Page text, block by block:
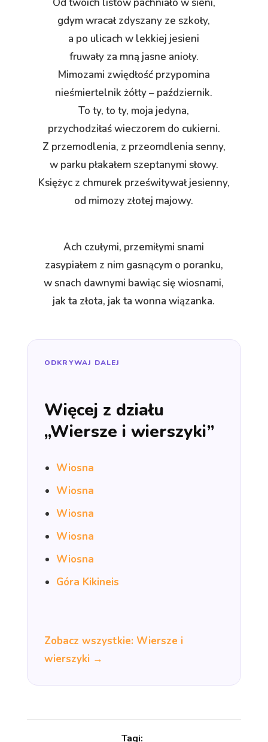
gdym wracał zdyszany ze szkoły,
a po ulicach w lekkiej jesieni
fruwały za mną jasne anioły.
Mimozami zwiędłość przypomina
nieśmiertelnik żółty – październik.
To ty, to ty, moja jedyna,
przychodziłaś wieczorem do cukierni.
Z przemodlenia, z przeomdlenia senny,
w parku płakałem szeptanymi słowy.
Księżyc z chmurek prześwitywał jesienny,
od mimozy złotej majowy.
Ach czułymi, przemiłymi snami
zasypiałem z nim gasnącym o poranku,
w snach dawnymi bawiąc się wiosnami,
jak ta złota, jak ta wonna wiązanka.
ODKRYWAJ DALEJ
Więcej z działu
„Wiersze i wierszyki”
Wiosna
Wiosna
Wiosna
Wiosna
Wiosna
Góra Kikineis
Zobacz wszystkie: Wiersze i
wierszyki →